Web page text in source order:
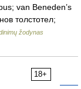
van Beneden’s
толстотел;
žodynas
18+